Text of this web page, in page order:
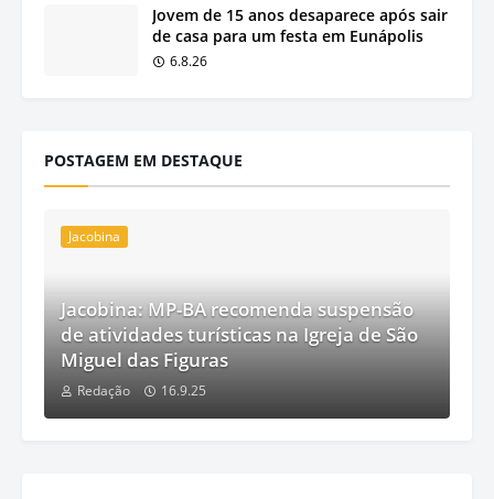
Jovem de 15 anos desaparece após sair
de casa para um festa em Eunápolis
6.8.26
POSTAGEM EM DESTAQUE
Jacobina
Jacobina: MP-BA recomenda suspensão
de atividades turísticas na Igreja de São
Miguel das Figuras
Redação 16.9.25